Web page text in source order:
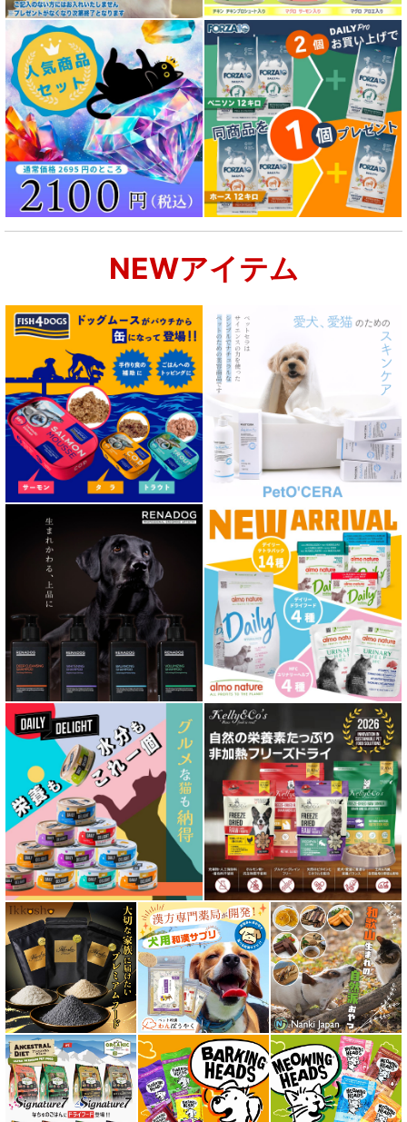
成犬用 フード for DOG
シニア犬用フード for DOG
食物アレルギー対応 ドッグフード
腎臓ケア対応ドッグフード
肝臓ケア対応ドッグフード
肥満ケア対応 フード for DOG
泌尿器ケア対応 フード for DOG
胃腸ケア対応 フード for DOG
口腔内・喉ケア対応商品 犬用
心臓ケア対応ドッグフード
皮膚・被毛ケア対応 フード for DOG
低脂肪 ドライフード for DOG
特集 ドッグフードの涙やけ対策
特集 穀物不使用 ドッグフード（ドライ）
フリーズドライ ドッグフード
エアドライ ドッグフード
愛猫用ウェット300円以下コーナー
全年齢対応 フード for CAT
キトン用 フード for CAT
NEWアイテム